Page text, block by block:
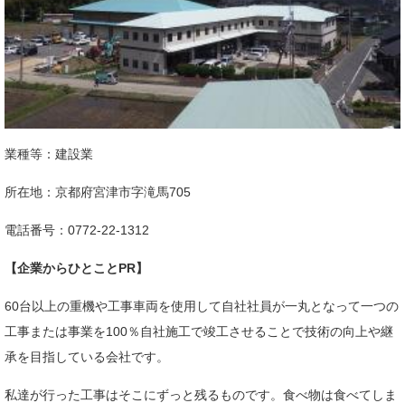
業種等：建設業
所在地：京都府宮津市字滝馬705
電話番号：0772-22-1312
【企業からひとことPR】
60台以上の重機や工事車両を使用して自社社員が一丸となって一つの
工事または事業を100％自社施工で竣工させることで技術の向上や継
承を目指している会社です。
私達が行った工事はそこにずっと残るものです。食べ物は食べてしま